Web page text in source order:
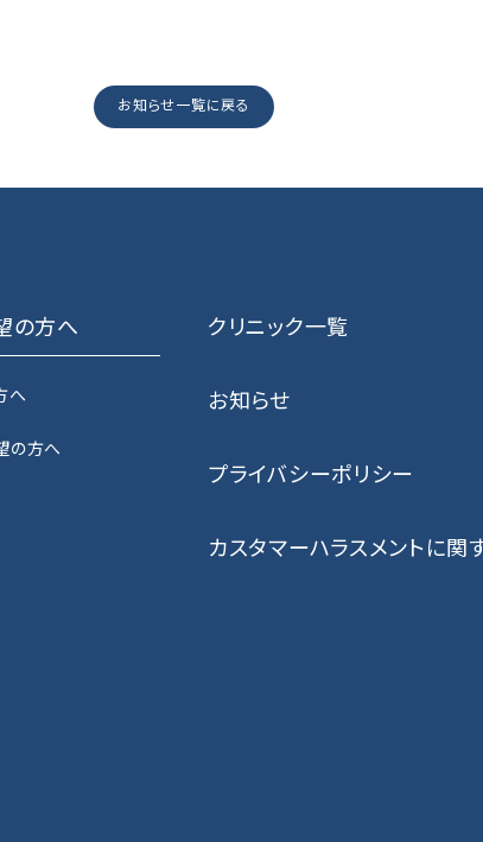
お知らせ一覧に戻る
の方へ
へ
の方へ
クリニック一覧
お知らせ
プライバシーポリシー
カスタマーハラスメントに関